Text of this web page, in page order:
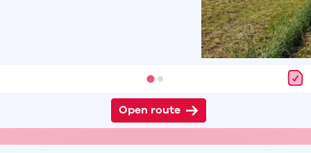
Open route